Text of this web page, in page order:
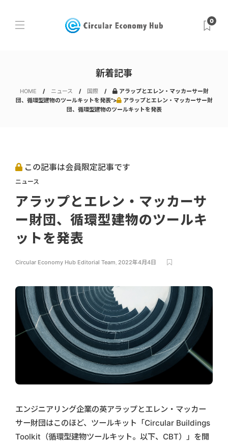
0
新着記事
HOME ニュース 国際
アラップとエレン・マッカーサー財
団、循環型建物のツールキットを発表">
アラップとエレン・マッカーサー財
団、循環型建物のツールキットを発表
この記事は会員限定記事です
ニュース
アラップとエレン・マッカーサ
ー財団、循環型建物のツールキ
ットを発表
Circular Economy Hub Editorial Team, 2022年4月4日
エンジニアリング企業の英アラップとエレン・マッカー
サー財団はこのほど、ツールキット「Circular Buildings
Toolkit（循環型建物ツールキット。以下、CBT）」を開